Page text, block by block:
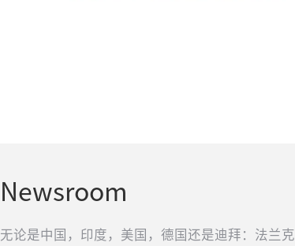
Newsroom
无论是中国，印度，美国，德国还是迪拜：法兰克